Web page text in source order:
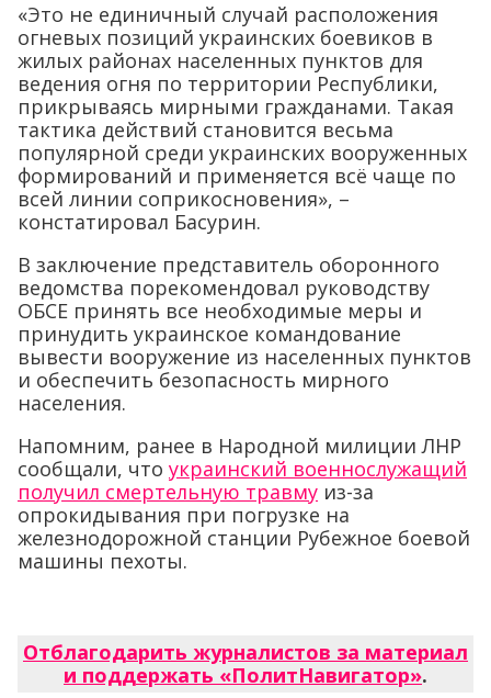
«Это не единичный случай расположения
огневых позиций украинских боевиков в
жилых районах населенных пунктов для
ведения огня по территории Республики,
прикрываясь мирными гражданами. Такая
тактика действий становится весьма
популярной среди украинских вооруженных
формирований и применяется всё чаще по
всей линии соприкосновения», –
констатировал Басурин.
В заключение представитель оборонного
ведомства порекомендовал руководству
ОБСЕ принять все необходимые меры и
принудить украинское командование
вывести вооружение из населенных пунктов
и обеспечить безопасность мирного
населения.
Напомним, ранее в Народной милиции ЛНР
сообщали, что украинский военнослужащий
получил смертельную травму из-за
опрокидывания при погрузке на
железнодорожной станции Рубежное боевой
машины пехоты.
Отблагодарить журналистов за материал
и поддержать «ПолитНавигатор».